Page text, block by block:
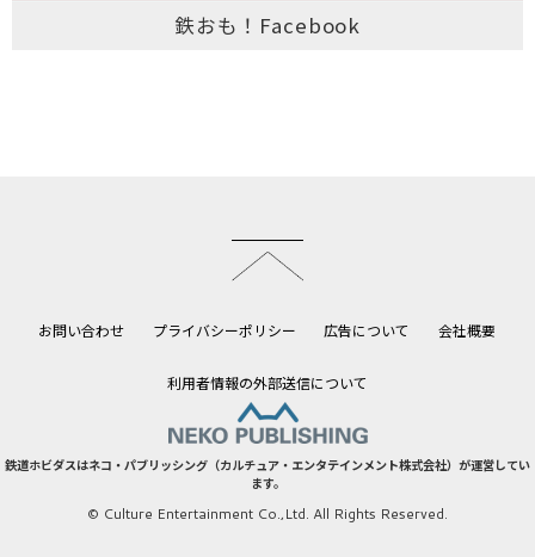
鉄おも！Facebook
お問い合わせ プライバシーポリシー 広告について 会社概要
利用者情報の外部送信について
鉄道ホビダスはネコ・パブリッシング（カルチュア・エンタテインメント株式会社）が運営してい
ます。
© Culture Entertainment Co.,Ltd. All Rights Reserved.